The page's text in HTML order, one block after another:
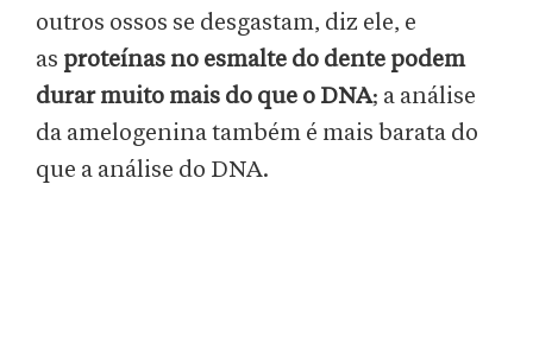
outros ossos se desgastam, diz ele, e
as proteínas no esmalte do dente podem
durar muito mais do que o DNA; a análise
da amelogenina também é mais barata do
que a análise do DNA.